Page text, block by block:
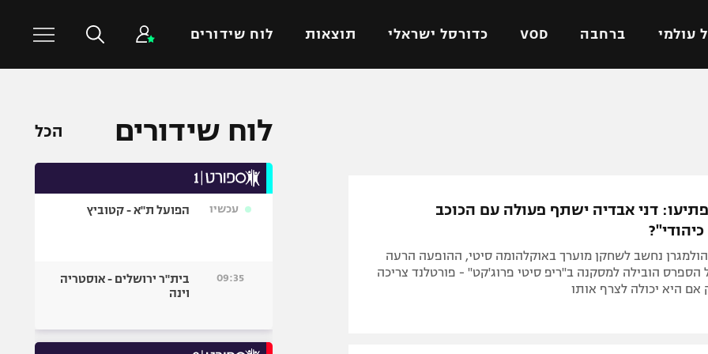
עולמי ברחבה VOD כדורסל ישראלי תוצאות לוח שידורים
ישראל
ליגה גרמנית
ליגה איטלקית
ליגה צרפתית
הפועל ירושלים
כדורסל עולמי
כדורעף
ספורט אולימפי
היאבקות WWE
דני אבדיה ישתף פעולה עם הכוכב
נחשב לשחקן מוערך באוקלהומה סיטי, ההופעה הרעה
7 מול הספרס הובילה למסקנה ב"ריפ סיטי פרוג'קט" - פורטלנד צריכה
אם היא יכולה לצרף אותו
לוח שידורים הכל
עכשיו הפועל ת"א - קטוביץ
09:35
בית"ר ירושלים - אוסטריה
וינה